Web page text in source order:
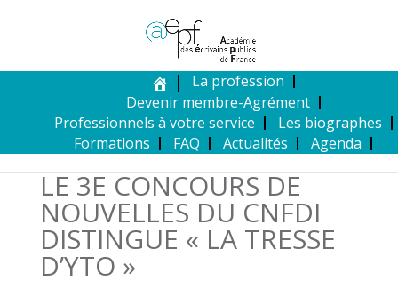
La profession
Devenir membre-Agrément
Professionnels à votre service
Les biographes
Formations
FAQ Actualités Agenda
LE 3E CONCOURS DE
NOUVELLES DU CNFDI
DISTINGUE « LA TRESSE
D’YTO »